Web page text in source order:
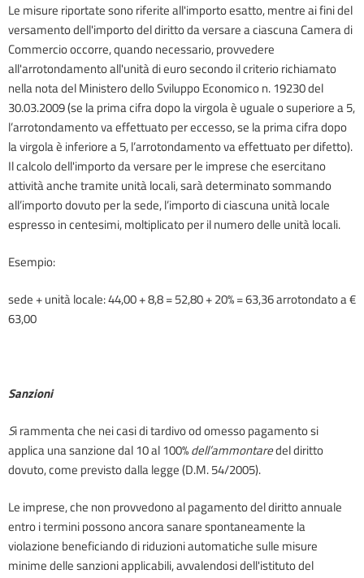
Le misure riportate sono riferite all'importo esatto, mentre ai fini del
versamento dell'importo del diritto da versare a ciascuna Camera di
Commercio occorre, quando necessario, provvedere
all'arrotondamento all'unità di euro secondo il criterio richiamato
nella nota del Ministero dello Sviluppo Economico n. 19230 del
30.03.2009 (se la prima cifra dopo la virgola è uguale o superiore a 5,
l’arrotondamento va effettuato per eccesso, se la prima cifra dopo
la virgola è inferiore a 5, l’arrotondamento va effettuato per difetto).
Il calcolo dell'importo da versare per le imprese che esercitano
attività anche tramite unità locali, sarà determinato sommando
all’importo dovuto per la sede, l’importo di ciascuna unità locale
espresso in centesimi, moltiplicato per il numero delle unità locali.
Esempio:
sede + unità locale: 44,00 + 8,8 = 52,80 + 20% = 63,36 arrotondato a €
63,00
Sanzioni
Si rammenta che nei casi di tardivo od omesso pagamento si
applica una sanzione dal 10 al 100%dell’ammontaredel diritto
dovuto, come previsto dalla legge (D.M. 54/2005).
Le imprese, che non provvedono al pagamento del diritto annuale
entro i termini possono ancora sanare spontaneamente la
violazione beneficiando di riduzioni automatiche sulle misure
minime delle sanzioni applicabili, avvalendosi dell'istituto del